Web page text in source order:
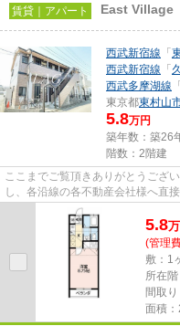
賃貸｜アパート East Village
西武新宿線 「
西武新宿線 「
西武多摩湖線 「
東京都東村山
5.8万円
築年数：築26
階数：2階建
ここまでご覧頂きありがとうござ
し、各沿線の各不動産会社様へ直
しております！最新の情報は...
5.8万
(管理
敷：1
所在
間取
面積